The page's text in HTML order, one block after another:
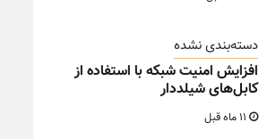
دسته‌بندی نشده
افزایش امنیت شبکه با استفاده از
کابل‌های شیلددار